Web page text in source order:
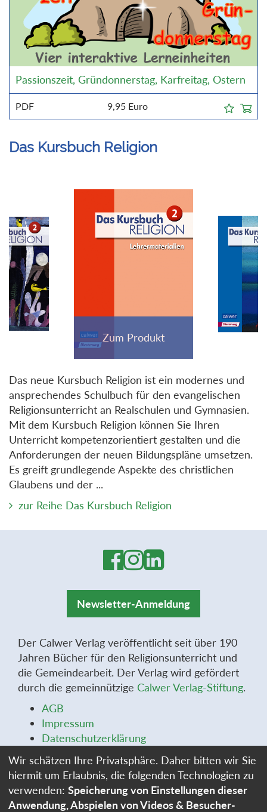
Passionszeit, Gründonnerstag, Karfreitag, Ostern
PDF 9,95 Euro
Das Kursbuch Religion
Das neue Kursbuch Religion ist ein modernes und
ansprechendes Schulbuch für den evangelischen
Religionsunterricht an Realschulen und Gymnasien.
Mit dem Kursbuch Religion können Sie Ihren
Unterricht kompetenzorientiert gestalten und die
Anforderungen der neuen Bildungspläne umsetzen.
Es greift grundlegende Aspekte des christlichen
Glaubens und der ...
zur Reihe Das Kursbuch Religion
Newsletter-Anmeldung
Der Calwer Verlag veröffentlicht seit über 190
Jahren Bücher für den Religionsunterricht und
die Gemeindearbeit. Der Verlag wird gefördert
durch die gemeinnützige Calwer Verlag-Stiftung.
AGB
Impressum
Datenschutzerklärung
Widerrufsformular
Stellenangebote
Cookie-Einstellungen
Wir schätzen Ihre Privatsphäre. Daher bitten wir Sie
hiermit um Erlaubnis, die folgenden Technologien zu
verwenden: Speicherung von Einstellungen dieser
Anwendung, Abspielen von Videos & Besucher-